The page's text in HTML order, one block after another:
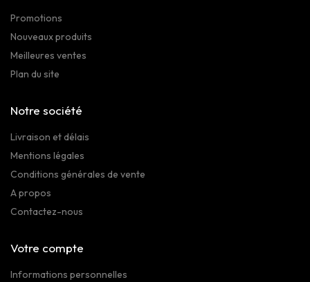
Promotions
Nouveaux produits
Meilleures ventes
Plan du site
Notre société
Livraison et délais
Mentions légales
Conditions générales de vente
A propos
Contactez-nous
Votre compte
Informations personnelles